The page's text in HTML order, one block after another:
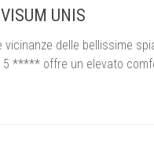
UNIS
vicinanze delle bellissime
5 ***** offre un elevato